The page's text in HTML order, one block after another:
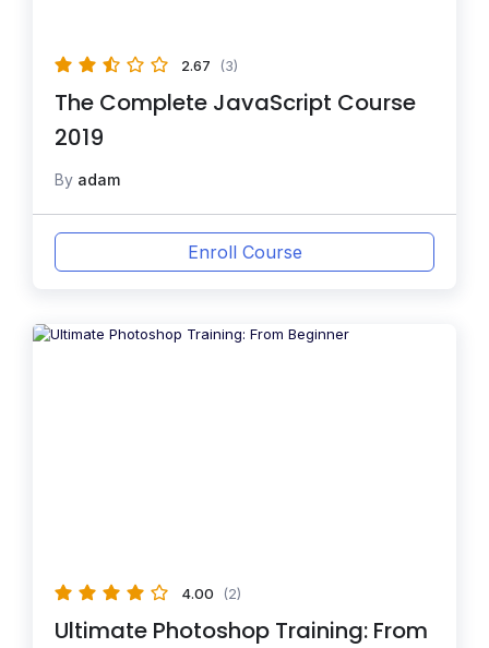
2.67 (3)
The Complete JavaScript Course
2019
By adam
Enroll Course
4.00 (2)
Ultimate Photoshop Training: From